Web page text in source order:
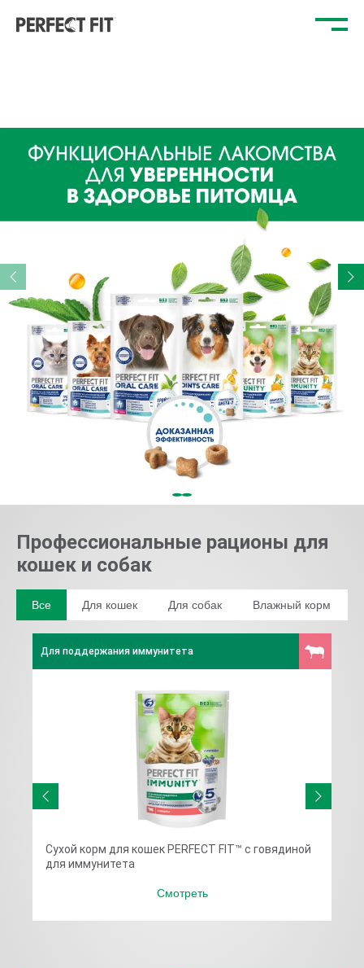
ФУНКЦИОНАЛЬНЫЕ ЛАКОМСТВА
ДЛЯУВЕРЕННОСТИ
Профессиональные рационы для
кошек и собак
Все Для кошек Для собак Влажный корм
Для поддержания иммунитета
Сухой корм для кошек PERFECT FIT™ с говядиной
для иммунитета
Смотреть